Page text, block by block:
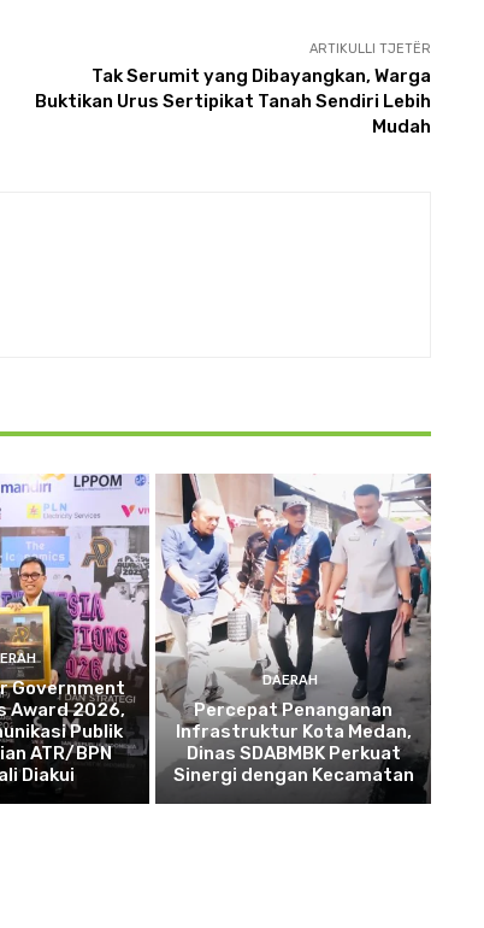
ARTIKULLI TJETËR
Tak Serumit yang Dibayangkan, Warga
Buktikan Urus Sertipikat Tanah Sendiri Lebih
Mudah
Government
2026,
Publik
ATR/BPN
Diakui
DAERAH
Percepat Penanganan
Infrastruktur Kota Medan,
Dinas SDABMBK Perkuat
Sinergi dengan Kecamatan